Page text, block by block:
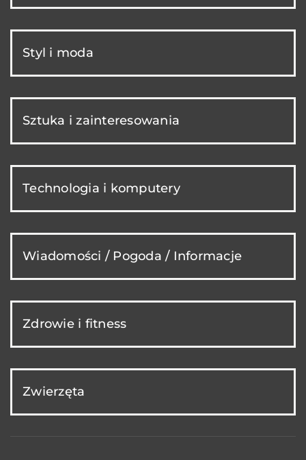
Styl i moda
Sztuka i zainteresowania
Technologia i komputery
Wiadomości / Pogoda / Informacje
Zdrowie i fitness
Zwierzęta